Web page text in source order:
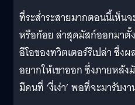
ที่ระส่ำระสายมากตอนนี้เห็น
หรือก้อย ล่าสุดมัสก์ออกมาตั้
อีโอของทวิตเตอร์รึเปล่า ซึ่
อยากให้เขาออก ซึ่งภายหลัง
มีคนที่ ‘งี่เง่า’ พอที่จะมารับง